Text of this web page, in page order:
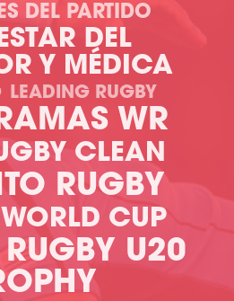
DEL PARTIDO
DEL
Y MÉDICA
LEADING RUGBY
WR
CLEAN
RUGBY
CUP
U20